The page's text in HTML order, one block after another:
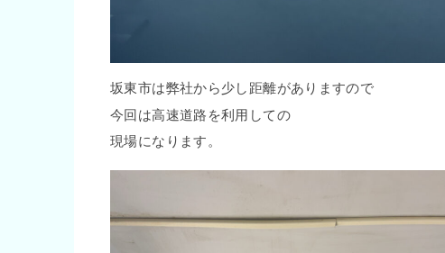
坂東市は弊社から少し距離がありますので
今回は高速道路を利用しての
現場になります。